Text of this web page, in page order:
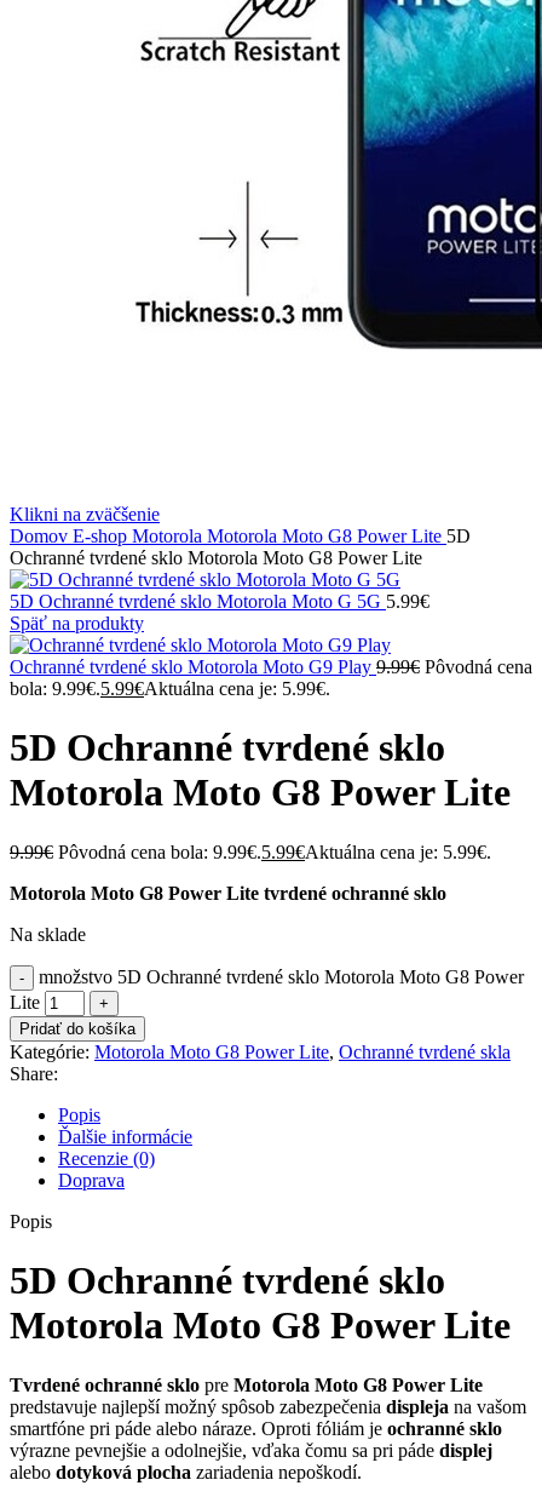
Klikni na zväčšenie
Domov E-shop Motorola Motorola Moto G8 Power Lite 5D
Ochranné tvrdené sklo Motorola Moto G8 Power Lite
5D Ochranné tvrdené sklo Motorola Moto G 5G 5.99€
Späť na produkty
Ochranné tvrdené sklo Motorola Moto G9 Play 9.99€ Pôvodná cena
bola: 9.99€.5.99€Aktuálna cena je: 5.99€.
5D Ochranné tvrdené sklo
Motorola Moto G8 Power Lite
9.99€ Pôvodná cena bola: 9.99€.5.99€Aktuálna cena je: 5.99€.
Motorola Moto G8 Power Lite tvrdené ochranné sklo
Na sklade
množstvo 5D Ochranné tvrdené sklo Motorola Moto G8 Power
Lite
Pridať do košíka
Kategórie: Motorola Moto G8 Power Lite, Ochranné tvrdené skla
Share:
Popis
Ďalšie informácie
Recenzie (0)
Doprava
Popis
5D Ochranné tvrdené sklo
Motorola Moto G8 Power Lite
Tvrdené ochranné sklo pre Motorola Moto G8 Power Lite
predstavuje najlepší možný spôsob zabezpečenia displeja na vašom
smartfóne pri páde alebo náraze. Oproti fóliám je ochranné sklo
výrazne pevnejšie a odolnejšie, vďaka čomu sa pri páde displej
alebo dotyková plocha zariadenia nepoškodí.